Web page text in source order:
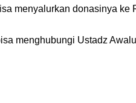
menyalurkan donasinya
menghubungi Ustadz